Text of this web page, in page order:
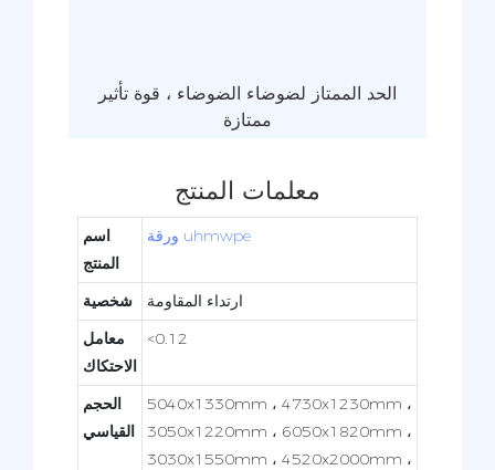
الحد الممتاز لضوضاء الضوضاء ، قوة تأثير
ممتازة
معلمات المنتج
اسم
المنتج
ورقة uhmwpe
شخصية
ارتداء المقاومة
معامل
الاحتكاك
<0.12
الحجم
القياسي
5040x1330mm ، 4730x1230mm ،
3050x1220mm ، 6050x1820mm ،
3030x1550mm ، 4520x2000mm ،